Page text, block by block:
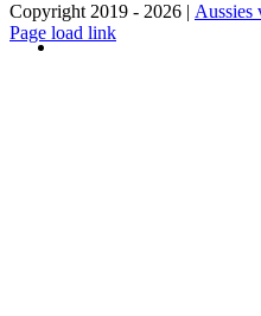
Copyright 2019 - 2026 | Aussies
Instagram
Page load link
Nach